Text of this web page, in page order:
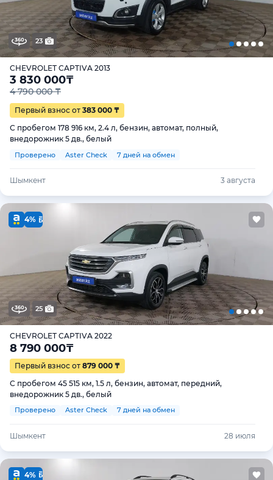
23
CHEVROLET CAPTIVA 2013
3 830 000₸
4 790 000 ₸
Первый взнос от 383 000 ₸
С пробегом 178 916 км, 2.4 л, бензин, автомат, полный,
внедорожник 5 дв., белый
Проверено Aster Check 7 дней на обмен
Шымкент 3 августа
4%
25
CHEVROLET CAPTIVA 2022
8 790 000₸
Первый взнос от 879 000 ₸
С пробегом 45 515 км, 1.5 л, бензин, автомат, передний,
внедорожник 5 дв., белый
Проверено Aster Check 7 дней на обмен
Шымкент 28 июля
4%